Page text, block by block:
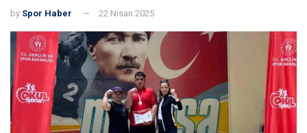
by Spor Haber 22 Nisan 2025